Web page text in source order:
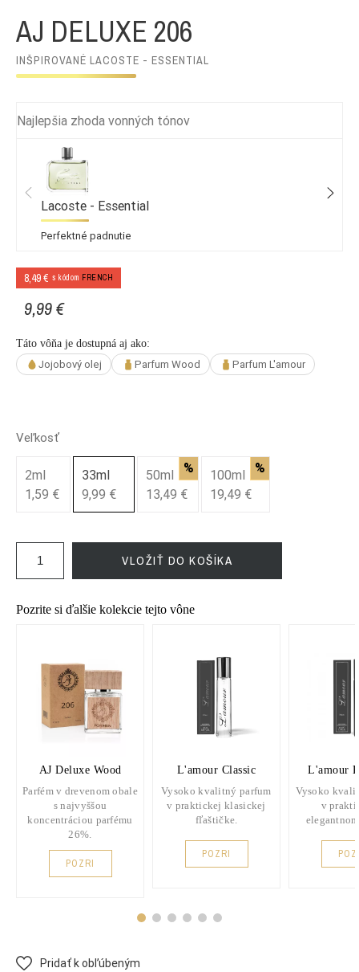
AJ DELUXE 206
INŠPIROVANÉ LACOSTE - ESSENTIAL
Najlepšia zhoda vonných tónov
Lacoste - Essential
Perfektné padnutie
8,49 € s kódom FRENCH
9,99 €
Táto vôňa je dostupná aj ako:
Jojobový olej Parfum Wood Parfum L'amour
Veľkosť
2ml
1,59 €
33ml
9,99 €
50ml %
13,49 €
100ml %
19,49 €
VLOŽIŤ DO KOŠÍKA
Pozrite si ďalšie kolekcie tejto vône
AJ Deluxe Wood
Parfém v drevenom obale
s najvyššou
koncentráciou parfému
26%.
POZRI
L'amour Classic
Vysoko kvalitný parfum
v praktickej klasickej
fľaštičke.
POZRI
L'amour
Vysoko
v
Pridať k obľúbeným